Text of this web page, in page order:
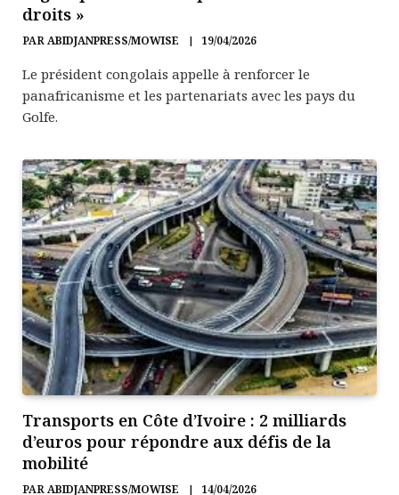
droits »
PARABIDJANPRESS/MOWISE 19/04/2026
Le président congolais appelle à renforcer le
panafricanisme et les partenariats avec les pays du
Golfe.
Transports en Côte d’Ivoire : 2 milliards
d’euros pour répondre aux défis de la
mobilité
PARABIDJANPRESS/MOWISE 14/04/2026